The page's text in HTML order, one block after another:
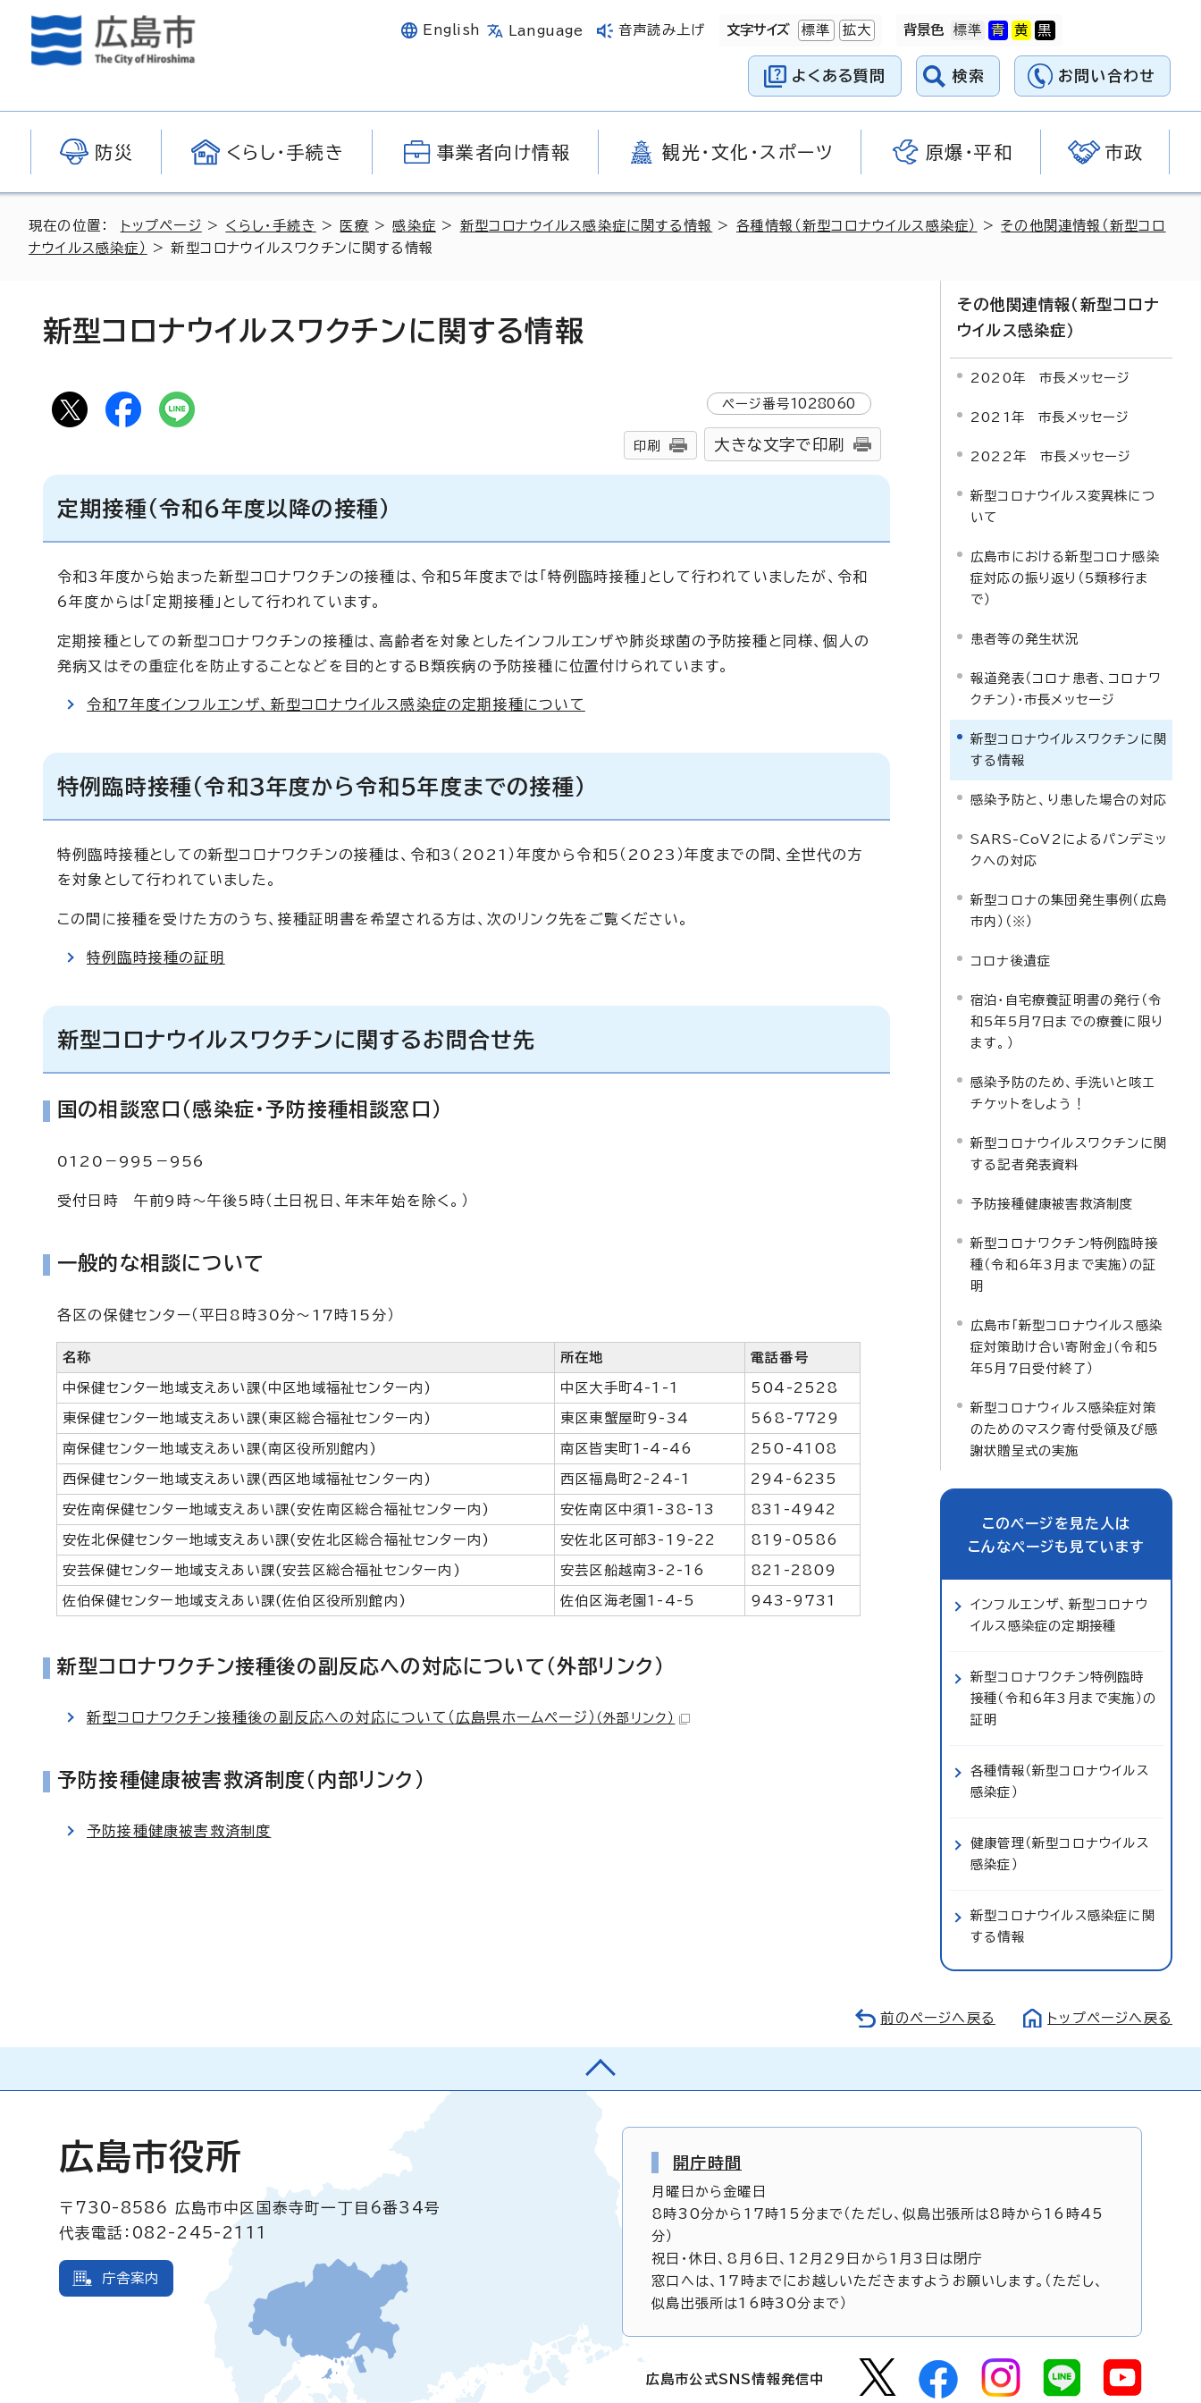
English Language 音声読み上げ 文字サイズ 標準 拡大 背景色
よくある質問 検索 お問い合わせ
防災 くらし・手続き 事業者向け情報 観光・文化・スポーツ 原爆・平和 市政
現在の位置： トップページ > くらし・手続き > 医療 >感染症 > 新型コロナウイルス感染症に関する情報 > 各種情報（新型コロナウイルス感染症） >その他関連情報（新型コロ
ナウイルス感染症）
> 新型コロナウイルスワクチンに関する情報
新型コロナウイルスワクチンに関する情報
ページ番号1028060
印刷 大きな文字で印刷
定期接種（令和6年度以降の接種）
令和3年度から始まった新型コロナワクチンの接種は、令和5年度までは「特例臨時接種」として行われていましたが、令和
6年度からは「定期接種」として行われています。
定期接種としての新型コロナワクチンの接種は、高齢者を対象としたインフルエンザや肺炎球菌の予防接種と同様、個人の
発病又はその重症化を防止することなどを目的とするB類疾病の予防接種に位置付けられています。
令和7年度インフルエンザ、新型コロナウイルス感染症の定期接種について
特例臨時接種（令和3年度から令和5年度までの接種）
特例臨時接種としての新型コロナワクチンの接種は、令和3（2021）年度から令和5（2023）年度までの間、全世代の方
を対象として行われていました。
この間に接種を受けた方のうち、接種証明書を希望される方は、次のリンク先をご覧ください。
特例臨時接種の証明
新型コロナウイルスワクチンに関するお問合せ先
国の相談窓口（感染症・予防接種相談窓口）
0120－995－956
受付日時 午前9時～午後5時（土日祝日、年末年始を除く。）
一般的な相談について
各区の保健センター（平日8時30分～17時15分）
名称 所在地 電話番号
中保健センター地域支えあい課(中区地域福祉センター内) 中区大手町4-1-1 504-2528
東保健センター地域支えあい課(東区総合福祉センター内) 東区東蟹屋町9-34 568-7729
南保健センター地域支えあい課(南区役所別館内) 南区皆実町1-4-46 250-4108
西保健センター地域支えあい課(西区地域福祉センター内) 西区福島町2-24-1 294-6235
安佐南保健センター地域支えあい課(安佐南区総合福祉センター内) 安佐南区中須1-38-13 831-4942
安佐北保健センター地域支えあい課(安佐北区総合福祉センター内) 安佐北区可部3-19-22 819-0586
安芸保健センター地域支えあい課(安芸区総合福祉センター内) 安芸区船越南3-2-16 821-2809
佐伯保健センター地域支えあい課(佐伯区役所別館内) 佐伯区海老園1-4-5 943-9731
新型コロナワクチン接種後の副反応への対応について（外部リンク）
新型コロナワクチン接種後の副反応への対応について（広島県ホームページ） （外部リンク）
予防接種健康被害救済制度（内部リンク）
予防接種健康被害救済制度
その他関連情報（新型コロナ
ウイルス感染症）
2020年 市長メッセージ
2021年 市長メッセージ
2022年 市長メッセージ
新型コロナウイルス変異株につ
いて
広島市における新型コロナ感染
症対応の振り返り（5類移行ま
で）
患者等の発生状況
報道発表（コロナ患者、コロナワ
クチン）・市長メッセージ
新型コロナウイルスワクチンに関
する情報
感染予防と、り患した場合の対応
SARS-CoV2によるパンデミッ
クへの対応
新型コロナの集団発生事例（広島
市内）（※）
コロナ後遺症
宿泊・自宅療養証明書の発行（令
和5年5月7日までの療養に限り
ます。）
感染予防のため、手洗いと咳エ
チケットをしよう！
新型コロナウイルスワクチンに関
する記者発表資料
予防接種健康被害救済制度
新型コロナワクチン特例臨時接
種（令和6年3月まで実施）の証
明
広島市「新型コロナウイルス感染
症対策助け合い寄附金」（令和5
年5月7日受付終了）
新型コロナウィルス感染症対策
のためのマスク寄付受領及び感
謝状贈呈式の実施
このページを見た人は
こんなページも見ています
インフルエンザ、新型コロナウ
イルス感染症の定期接種
新型コロナワクチン特例臨時
接種（令和6年3月まで実施）の
証明
各種情報（新型コロナウイルス
感染症）
健康管理（新型コロナウイルス
感染症）
新型コロナウイルス感染症に関
する情報
前のページへ戻る トップページへ戻る
広島市役所
〒730-8586
広島市中区国泰寺町一丁目6番34号
代表電話：082-245-2111
庁舎案内
開庁時間
月曜日から金曜日
8時30分から17時15分まで（ただし、似島出張所は8時から16時45
分）
祝日・休日、8月6日、12月29日から1月3日は閉庁
窓口へは、17時までにお越しいただきますようお願いします。（ただし、
似島出張所は16時30分まで）
広島市公式SNS情報発信中